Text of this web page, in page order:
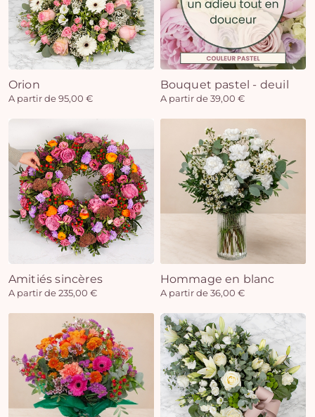
Orion
A partir de 95,00 €
Bouquet pastel - deuil
A partir de 39,00 €
Amitiés sincères
A partir de 235,00 €
Hommage en blanc
A partir de 36,00 €